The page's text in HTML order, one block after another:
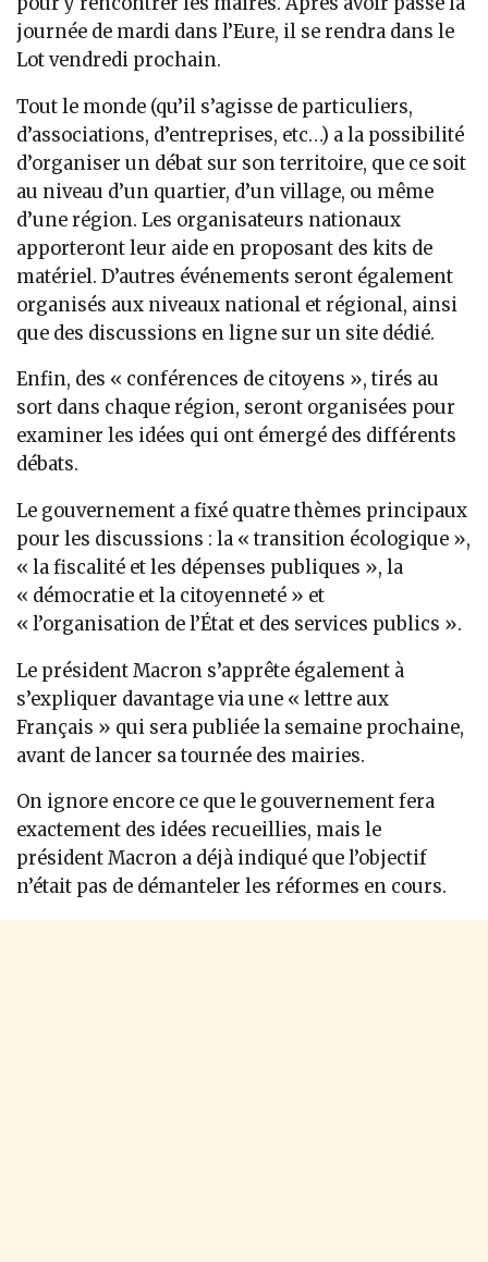
journée de mardi dans l’Eure, il se rendra dans le
Lot vendredi prochain.
Tout le monde (qu’il s’agisse de particuliers,
d’associations, d’entreprises, etc…) a la possibilité
d’organiser un débat sur son territoire, que ce soit
au niveau d’un quartier, d’un village, ou même
d’une région. Les organisateurs nationaux
apporteront leur aide en proposant des kits de
matériel. D’autres événements seront également
organisés aux niveaux national et régional, ainsi
que des discussions en ligne sur un site dédié.
Enfin, des « conférences de citoyens », tirés au
sort dans chaque région, seront organisées pour
examiner les idées qui ont émergé des différents
débats.
Le gouvernement a fixé quatre thèmes principaux
pour les discussions : la « transition écologique »,
« la fiscalité et les dépenses publiques », la
« démocratie et la citoyenneté » et
« l’organisation de l’État et des services publics ».
Le président Macron s’apprête également à
s’expliquer davantage via une « lettre aux
Français » qui sera publiée la semaine prochaine,
avant de lancer sa tournée des mairies.
On ignore encore ce que le gouvernement fera
exactement des idées recueillies, mais le
président Macron a déjà indiqué que l’objectif
n’était pas de démanteler les réformes en cours.